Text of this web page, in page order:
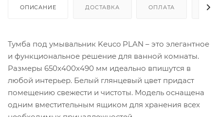
ОПИСАНИЕ ДОСТАВКА ОПЛАТА
Тумба под умывальник Keuco PLAN – это элегантное
и функциональное решение для ванной комнаты.
Размеры 650x400x490 мм идеально впишутся в
любой интерьер. Белый глянцевый цвет придаст
помещению свежести и чистоты. Модель оснащена
одним вместительным ящиком для хранения всех